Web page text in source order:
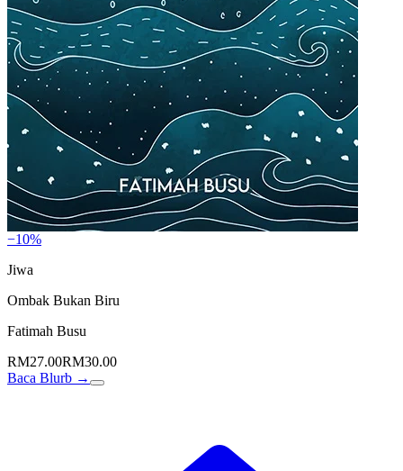
−10%
Jiwa
Ombak Bukan Biru
Fatimah Busu
RM27.00RM30.00
Baca Blurb →